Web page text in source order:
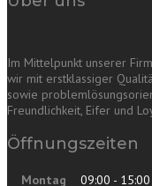
Im Mittelpunkt unserer
wir mit erstklassiger
sowie
Freundlichkeit, Eifer und
Öffnungszeiten
Montag
09:00 -